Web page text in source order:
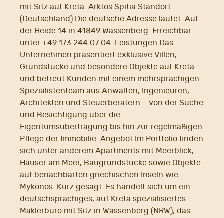
mit Sitz auf Kreta. Arktos Spitia Standort
(Deutschland) Die deutsche Adresse lautet: Auf
der Heide 14 in 41849 Wassenberg. Erreichbar
unter +49 173 244 07 04. Leistungen Das
Unternehmen präsentiert exklusive Villen,
Grundstücke und besondere Objekte auf Kreta
und betreut Kunden mit einem mehrsprachigen
Spezialistenteam aus Anwälten, Ingenieuren,
Architekten und Steuerberatern – von der Suche
und Besichtigung über die
Eigentumsübertragung bis hin zur regelmäßigen
Pflege der Immobilie. Angebot Im Portfolio finden
sich unter anderem Apartments mit Meerblick,
Häuser am Meer, Baugrundstücke sowie Objekte
auf benachbarten griechischen Inseln wie
Mykonos. Kurz gesagt: Es handelt sich um ein
deutschsprachiges, auf Kreta spezialisiertes
Maklerbüro mit Sitz in Wassenberg (NRW), das